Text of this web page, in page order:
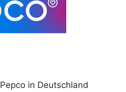
in Deutschland